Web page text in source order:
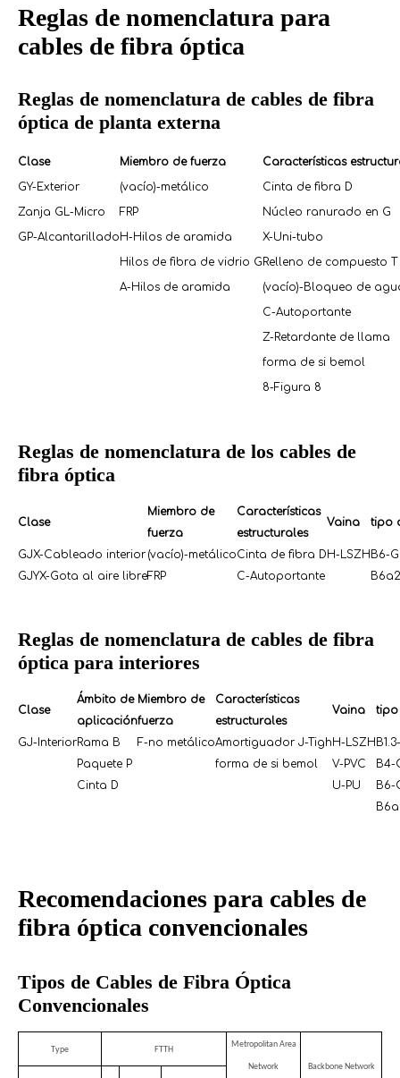
Reglas de nomenclatura para
cables de fibra óptica
Reglas de nomenclatura de cables de fibra
óptica de planta externa
Clase Miembro de fuerza
Características
GY-Exterior
(vacío)-metálico
Cinta de fibra D
Zanja GL-Micro
FRP
Núcleo ranurado en G
GP-AlcantarilladoH-Hilos de aramida
X-Uni-tubo
Hilos de fibra de vidrio GRelleno de compuesto T
A-Hilos de aramida
(vacío)-Bloqueo de
C-Autoportante
Z-Retardante de llama
forma de si bemol
8-Figura 8
Reglas de nomenclatura de los cables de
fibra óptica
Clase
Miembro de
fuerza
Características
estructurales
Vaina tipo
GJX-Cableado interior (vacío)-metálicoCinta de fibra DH-LSZH B6-
GJYX-Gota al aire libreFRP C-Autoportante
Reglas de nomenclatura de cables de fibra
óptica para interiores
Clase
Ámbito de
aplicación
Miembro de
fuerza
Características
estructurales
Vaina tipo
GJ-InteriorRama B F-no metálicoAmortiguador J-TighH-LSZH
Paquete P
forma de si bemol V-PVC
B4-
Cinta D
U-PU
B6-
Recomendaciones para cables de
fibra óptica convencionales
Tipos de Cables de Fibra Óptica
Convencionales
Type FTTH
Metropolitan Area
Network Backbone Network